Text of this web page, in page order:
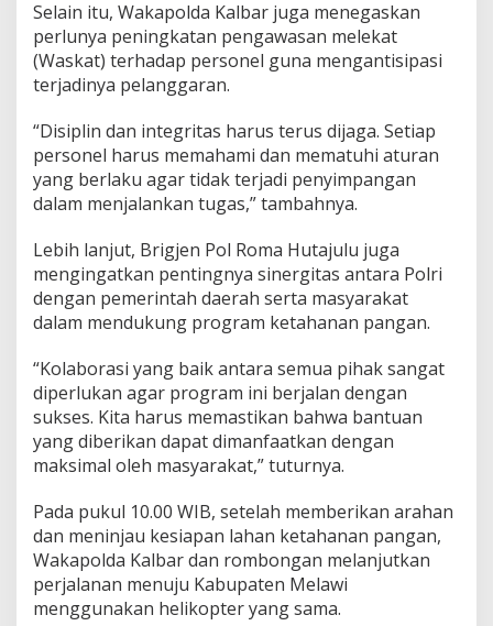
Selain itu, Wakapolda Kalbar juga menegaskan
perlunya peningkatan pengawasan melekat
(Waskat) terhadap personel guna mengantisipasi
terjadinya pelanggaran.
“Disiplin dan integritas harus terus dijaga. Setiap
personel harus memahami dan mematuhi aturan
yang berlaku agar tidak terjadi penyimpangan
dalam menjalankan tugas,” tambahnya.
Lebih lanjut, Brigjen Pol Roma Hutajulu juga
mengingatkan pentingnya sinergitas antara Polri
dengan pemerintah daerah serta masyarakat
dalam mendukung program ketahanan pangan.
“Kolaborasi yang baik antara semua pihak sangat
diperlukan agar program ini berjalan dengan
sukses. Kita harus memastikan bahwa bantuan
yang diberikan dapat dimanfaatkan dengan
maksimal oleh masyarakat,” tuturnya.
Pada pukul 10.00 WIB, setelah memberikan arahan
dan meninjau kesiapan lahan ketahanan pangan,
Wakapolda Kalbar dan rombongan melanjutkan
perjalanan menuju Kabupaten Melawi
menggunakan helikopter yang sama.